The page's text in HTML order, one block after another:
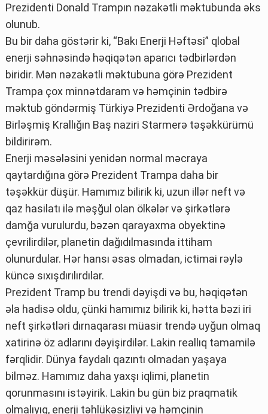
Prezidenti Donald Trampın nəzakətli məktubunda əks
olunub.
Bu bir daha göstərir ki, “Bakı Enerji Həftəsi” qlobal
enerji səhnəsində həqiqətən aparıcı tədbirlərdən
biridir. Mən nəzakətli məktubuna görə Prezident
Trampa çox minnətdaram və həmçinin tədbirə
məktub göndərmiş Türkiyə Prezidenti Ərdoğana və
Birləşmiş Krallığın Baş naziri Starmerə təşəkkürümü
bildirirəm.
Enerji məsələsini yenidən normal məcraya
qaytardığına görə Prezident Trampa daha bir
təşəkkür düşür. Hamımız bilirik ki, uzun illər neft və
qaz hasilatı ilə məşğul olan ölkələr və şirkətlərə
damğa vurulurdu, bəzən qarayaxma obyektinə
çevrilirdilər, planetin dağıdılmasında ittiham
olunurdular. Hər hansı əsas olmadan, ictimai rəylə
küncə sıxışdırılırdılar.
Prezident Tramp bu trendi dəyişdi və bu, həqiqətən
əla hadisə oldu, çünki hamımız bilirik ki, hətta bəzi iri
neft şirkətləri dırnaqarası müasir trendə uyğun olmaq
xatirinə öz adlarını dəyişirdilər. Lakin reallıq tamamilə
fərqlidir. Dünya faydalı qazıntı olmadan yaşaya
bilməz. Hamımız daha yaxşı iqlimi, planetin
qorunmasını istəyirik. Lakin bu gün biz praqmatik
olmalıyıq, enerji təhlükəsizliyi və həmçinin